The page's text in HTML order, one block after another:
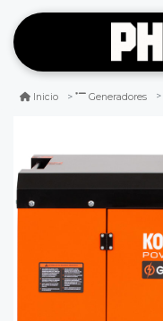
Inicio Generadores